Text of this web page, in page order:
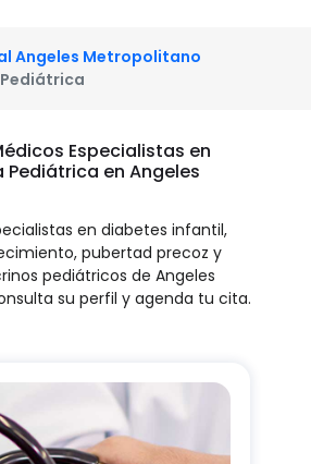
Angeles Metropolitano
Especialistas en
Pediátrica en Angeles
en diabetes infantil,
pubertad precoz y
pediátricos de Angeles
su perfil y agenda tu cita.